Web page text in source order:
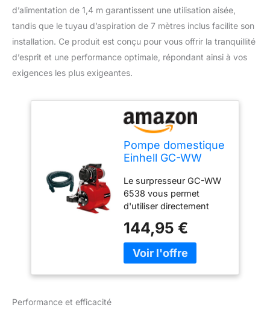
d’alimentation de 1,4 m garantissent une utilisation aisée,
tandis que le tuyau d’aspiration de 7 mètres inclus facilite son
installation. Ce produit est conçu pour vous offrir la tranquillité
d’esprit et une performance optimale, répondant ainsi à vos
exigences les plus exigeantes.
Pompe domestique
Einhell GC-WW
Le surpresseur GC-WW
6538 vous permet
d'utiliser directement
des récupérateurs d'eau
de pluie, citernes ou
puits pour une utilisation
144,95 €
Performance et efficacité